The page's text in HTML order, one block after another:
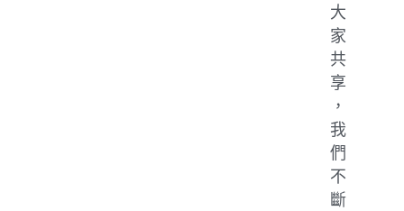
大
家
共
享
，
我
們
不
斷